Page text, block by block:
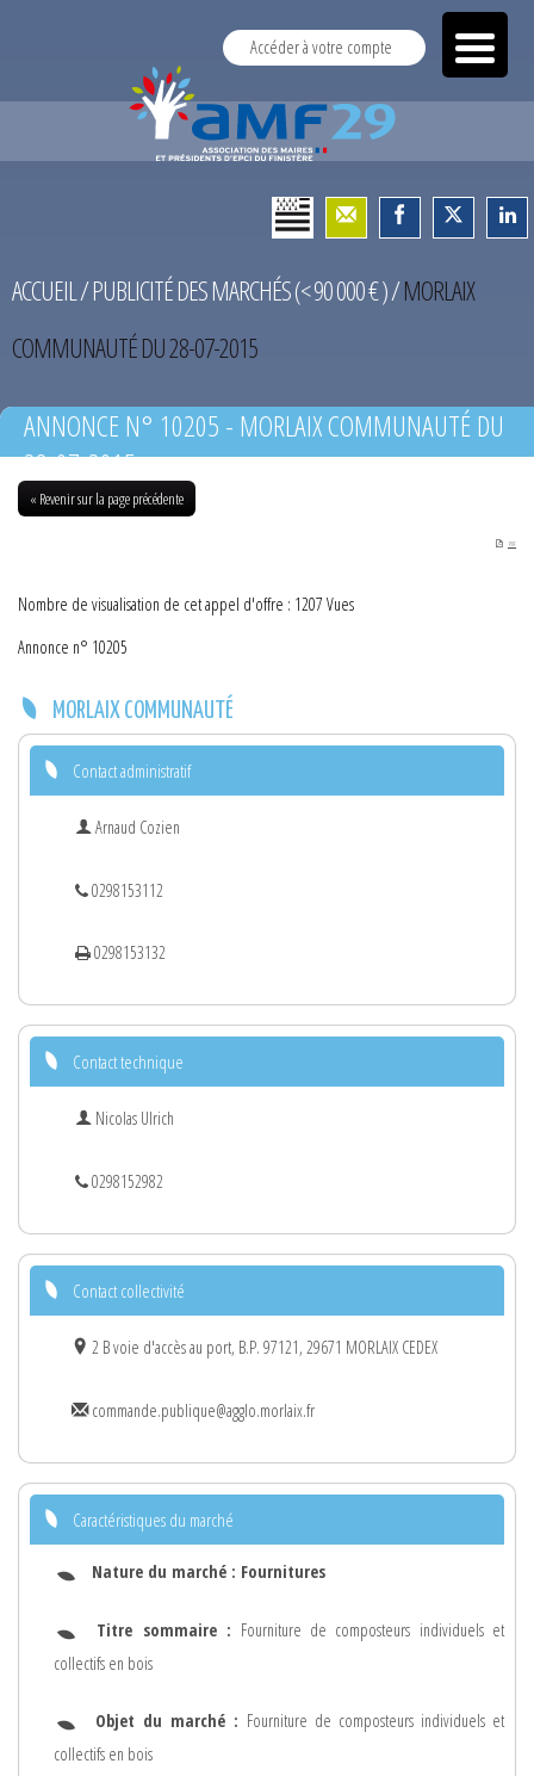
Accéder à votre compte
ACCUEIL/PUBLICITÉ DES MARCHÉS (< 90 000 € )/MORLAIX
COMMUNAUTÉ DU 28-07-2015
ANNONCE N° 10205 - MORLAIX COMMUNAUTÉ DU
28-07-2015
« Revenir sur la page précédente
PDF
Nombre de visualisation de cet appel d'offre : 1207 Vues
Annonce n° 10205
MORLAIX COMMUNAUTÉ
Contact administratif
Arnaud Cozien
0298153112
0298153132
Contact technique
Nicolas Ulrich
0298152982
Contact collectivité
2 B voie d'accès au port, B.P. 97121, 29671 MORLAIX CEDEX
commande.publique@agglo.morlaix.fr
Caractéristiques du marché
Nature du marché : Fournitures
Titre sommaire : Fourniture de composteurs individuels et
collectifs en bois
Objet du marché : Fourniture de composteurs individuels et
collectifs en bois